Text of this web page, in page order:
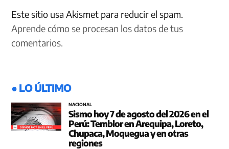
Este sitio usa Akismet para reducir el spam.
Aprende cómo se procesan los datos de tus
comentarios.
● LO ÚLTIMO
NACIONAL
Sismo hoy 7 de agosto del 2026 en el
Perú: Temblor en Arequipa, Loreto,
Chupaca, Moquegua y en otras
regiones